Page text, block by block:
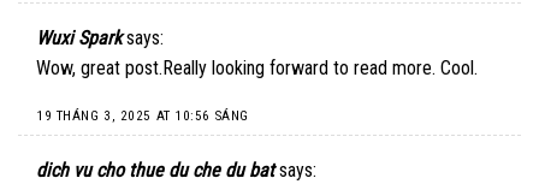
Wuxi Spark says:
Wow, great post.Really looking forward to read more. Cool.
19 THÁNG 3, 2025 AT 10:56 SÁNG
dich vu cho thue du che du bat says: